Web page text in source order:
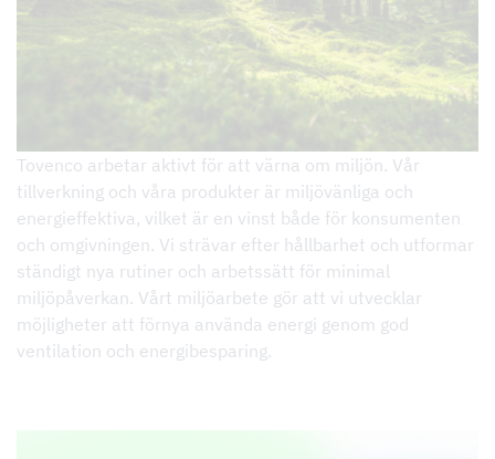
Tovenco arbetar aktivt för att värna om miljön. Vår
tillverkning och våra produkter är miljövänliga och
energieffektiva, vilket är en vinst både för konsumenten
och omgivningen. Vi strävar efter hållbarhet och utformar
ständigt nya rutiner och arbetssätt för minimal
miljöpåverkan. Vårt miljöarbete gör att vi utvecklar
möjligheter att förnya använda energi genom god
ventilation och energibesparing.